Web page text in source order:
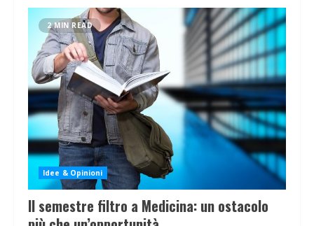
2 MIN READ
Idee & Opinioni
Il semestre filtro a Medicina: un ostacolo